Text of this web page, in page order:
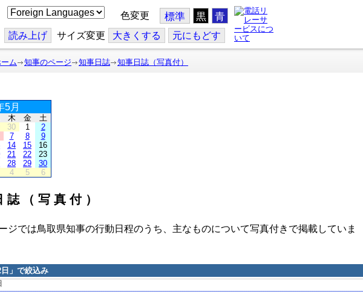
こ
の
ジ
を
翻
色変更 標準 黒 青
読み上げ サイズ変更 大きくする 元にもどす
ム 知事のページ 知事日誌 知事日誌（写真付）
5月
木 金
土
30 1
2
7 8
9
14 15
16
21 22
23
28 29
30
4 5 6
誌（写真付）
ジでは鳥取県知事の行動日程のうち、主なものについて写真付きで掲載していま
」で絞込み